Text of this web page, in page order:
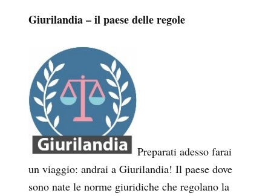
Giurilandia – il paese delle regole
Preparati adesso farai
un viaggio: andrai a Giurilandia! Il paese dove
sono nate le norme giuridiche che regolano la